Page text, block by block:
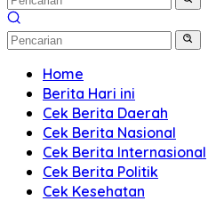
Home
Berita Hari ini
Cek Berita Daerah
Cek Berita Nasional
Cek Berita Internasional
Cek Berita Politik
Cek Kesehatan